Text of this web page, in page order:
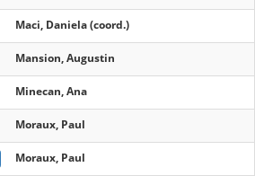
Maci, Daniela (coord.)
Mansion, Augustin
Minecan, Ana
Moraux, Paul
Moraux, Paul